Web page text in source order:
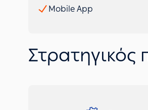
Mobile App